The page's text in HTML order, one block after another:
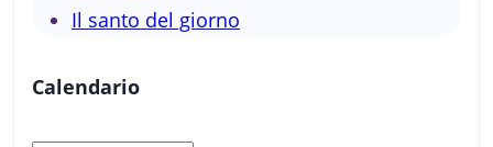
Il santo del giorno
Calendario